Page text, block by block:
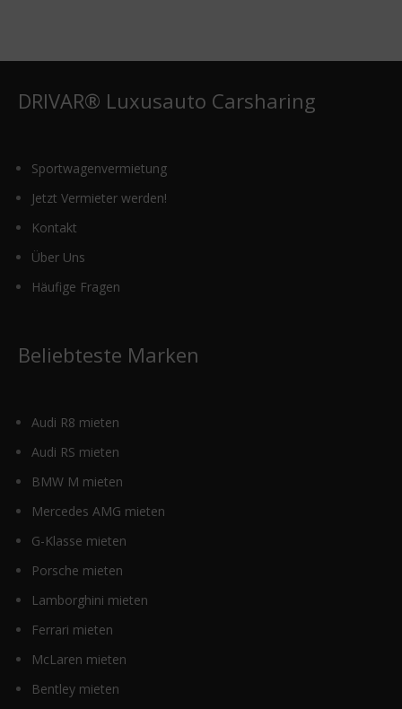
der
Produktseite
DRIVAR® Luxusauto Carsharing
Sportwagenvermietung
Jetzt Vermieter werden!
Kontakt
Über Uns
Häufige Fragen
Beliebteste Marken
Audi R8 mieten
Audi RS mieten
BMW M mieten
Mercedes AMG mieten
G-Klasse mieten
Porsche mieten
Lamborghini mieten
Ferrari mieten
McLaren mieten
Bentley mieten